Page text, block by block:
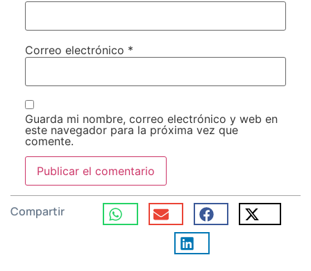
Correo electrónico *
Guarda mi nombre, correo electrónico y web en
este navegador para la próxima vez que
comente.
Compartir